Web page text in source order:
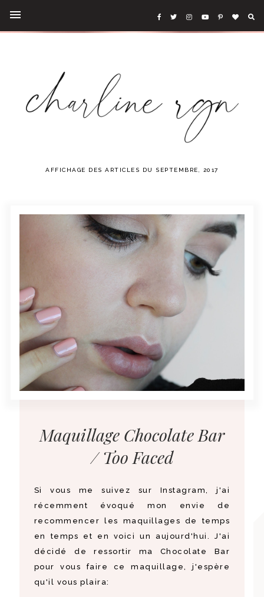
AFFICHAGE DES ARTICLES DU SEPTEMBRE, 2017
Maquillage Chocolate Bar
/ Too Faced
Si vous me suivez sur Instagram, j'ai
récemment évoqué mon envie de
recommencer les maquillages de temps
en temps et en voici un aujourd'hui. J'ai
décidé de ressortir ma Chocolate Bar
pour vous faire ce maquillage, j'espère
qu'il vous plaira: